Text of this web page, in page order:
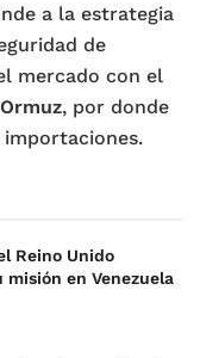
a la estrategia
de
mercado con el
, por donde
Reino Unido
en Venezuela